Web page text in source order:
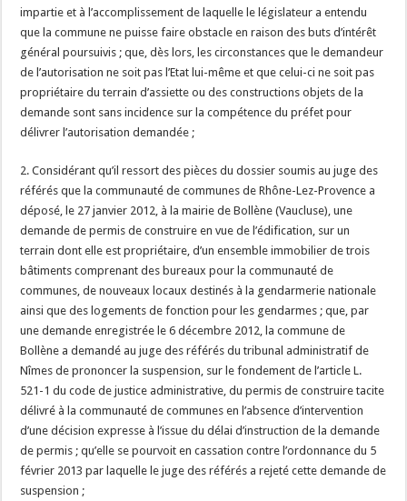
impartie et à l’accomplissement de laquelle le législateur a entendu
que la commune ne puisse faire obstacle en raison des buts d’intérêt
général poursuivis ; que, dès lors, les circonstances que le demandeur
de l’autorisation ne soit pas l’Etat lui-même et que celui-ci ne soit pas
propriétaire du terrain d’assiette ou des constructions objets de la
demande sont sans incidence sur la compétence du préfet pour
délivrer l’autorisation demandée ;
2. Considérant qu’il ressort des pièces du dossier soumis au juge des
référés que la communauté de communes de Rhône-Lez-Provence a
déposé, le 27 janvier 2012, à la mairie de Bollène (Vaucluse), une
demande de permis de construire en vue de l’édification, sur un
terrain dont elle est propriétaire, d’un ensemble immobilier de trois
bâtiments comprenant des bureaux pour la communauté de
communes, de nouveaux locaux destinés à la gendarmerie nationale
ainsi que des logements de fonction pour les gendarmes ; que, par
une demande enregistrée le 6 décembre 2012, la commune de
Bollène a demandé au juge des référés du tribunal administratif de
Nîmes de prononcer la suspension, sur le fondement de l’article L.
521-1 du code de justice administrative, du permis de construire tacite
délivré à la communauté de communes en l’absence d’intervention
d’une décision expresse à l’issue du délai d’instruction de la demande
de permis ; qu’elle se pourvoit en cassation contre l’ordonnance du 5
février 2013 par laquelle le juge des référés a rejeté cette demande de
suspension ;